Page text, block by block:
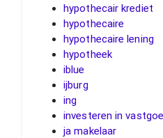
hypothecair krediet
hypothecaire
hypothecaire lening
hypotheek
iblue
ijburg
ing
investeren in
ja makelaar